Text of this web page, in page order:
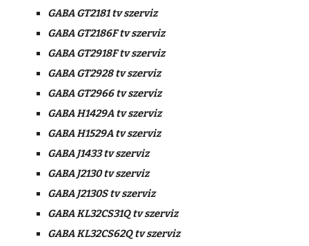
GABA GT2181 tv szerviz
GABA GT2186F tv szerviz
GABA GT2918F tv szerviz
GABA GT2928 tv szerviz
GABA GT2966 tv szerviz
GABA H1429A tv szerviz
GABA H1529A tv szerviz
GABA J1433 tv szerviz
GABA J2130 tv szerviz
GABA J2130S tv szerviz
GABA KL32CS31Q tv szerviz
GABA KL32CS62Q tv szerviz